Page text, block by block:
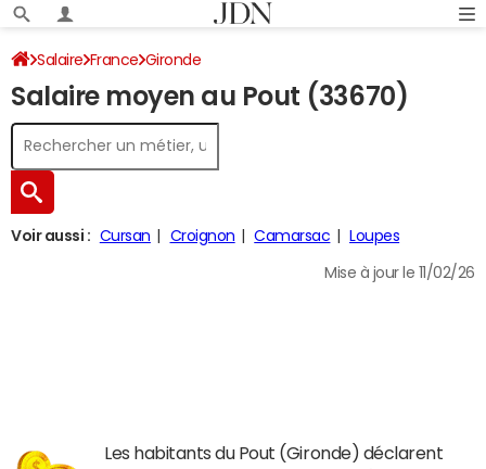
Salaire France Gironde
Salaire moyen au Pout (33670)
Voir aussi : Cursan Croignon Camarsac Loupes
Mise à jour le 11/02/26
Les habitants du Pout (Gironde) déclarent